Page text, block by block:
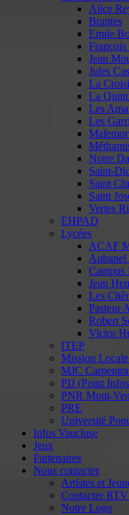
Alice
Brantes
Emile
François
Jean
Jules
La
La
Les
Les
Notre
Saint-
Saint
Saint
Vertes
EHPAD
Lycées
ACAF
Campus
Jean
Les
Pasteur
Robert
Victor
ITEP
Mission
MJC
PIJ (Point
PNR Mont-
PRE
Université
Infos Vaucluse
Jeux
Partenaires
Nous contacter
Artistes et
Contacter
Notre Logo